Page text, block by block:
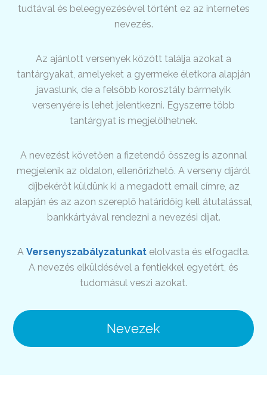
tudtával és beleegyezésével történt ez az internetes
nevezés.
Az ajánlott versenyek között találja azokat a
tantárgyakat, amelyeket a gyermeke életkora alapján
javaslunk, de a felsőbb korosztály bármelyik
versenyére is lehet jelentkezni. Egyszerre több
tantárgyat is megjelölhetnek.
A nevezést követően a fizetendő összeg is azonnal
megjelenik az oldalon, ellenőrizhető. A verseny díjáról
díjbekérőt küldünk ki a megadott email címre, az
alapján és az azon szereplő határidőig kell átutalással,
bankkártyával rendezni a nevezési díjat.
A Versenyszabályzatunkat elolvasta és elfogadta.
A nevezés elküldésével a fentiekkel egyetért, és
tudomásul veszi azokat.
Nevezek